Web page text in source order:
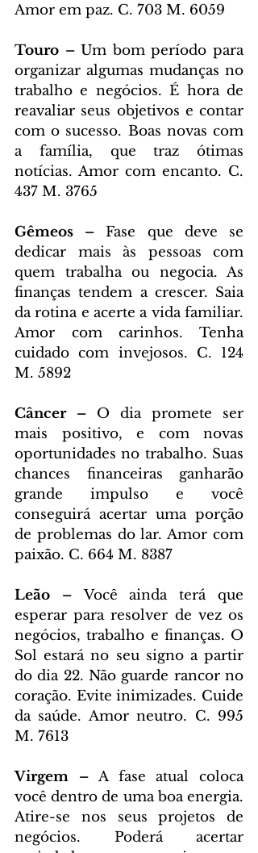
Amor em paz. C. 703 M. 6059
Touro – Um bom período para
organizar algumas mudanças no
trabalho e negócios. É hora de
reavaliar seus objetivos e contar
com o sucesso. Boas novas com
a família, que traz ótimas
notícias. Amor com encanto. C.
437 M. 3765
Gêmeos – Fase que deve se
dedicar mais às pessoas com
quem trabalha ou negocia. As
finanças tendem a crescer. Saia
da rotina e acerte a vida familiar.
Amor com carinhos. Tenha
cuidado com invejosos. C. 124
M. 5892
Câncer – O dia promete ser
mais positivo, e com novas
oportunidades no trabalho. Suas
chances financeiras ganharão
grande impulso e você
conseguirá acertar uma porção
de problemas do lar. Amor com
paixão. C. 664 M. 8387
Leão – Você ainda terá que
esperar para resolver de vez os
negócios, trabalho e finanças. O
Sol estará no seu signo a partir
do dia 22. Não guarde rancor no
coração. Evite inimizades. Cuide
da saúde. Amor neutro. C. 995
M. 7613
Virgem – A fase atual coloca
você dentro de uma boa energia.
Atire-se nos seus projetos de
negócios. Poderá acertar